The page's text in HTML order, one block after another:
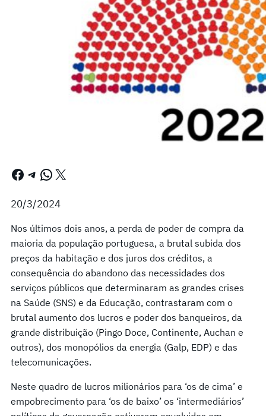
Facebook Telegram WhatsApp X
20/3/2024
Nos últimos dois anos, a perda de poder de compra da
maioria da população portuguesa, a brutal subida dos
preços da habitação e dos juros dos créditos, a
consequência do abandono das necessidades dos
serviços públicos que determinaram as grandes crises
na Saúde (SNS) e da Educação, contrastaram com o
brutal aumento dos lucros e poder dos banqueiros, da
grande distribuição (Pingo Doce, Continente, Auchan e
outros), dos monopólios da energia (Galp, EDP) e das
telecomunicações.
Neste quadro de lucros milionários para ‘os de cima’ e
empobrecimento para ‘os de baixo’ os ‘intermediários’